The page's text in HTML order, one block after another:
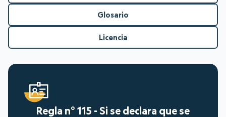
Glosario
Licencia
Regla n° 115 - Si se declara que se